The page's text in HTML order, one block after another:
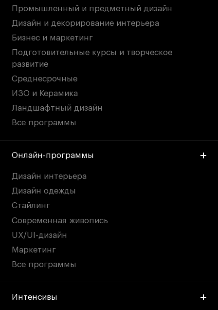
Промышленный и предметный дизайн
Дизайн и декорирование интерьера
Бизнес и маркетинг
Подготовительные курсы и творческое
развитие
Среднесрочные
ИЗО и Керамика
Ландшафтный дизайн
Все программы
Онлайн-программы
Дизайн интерьера
Дизайн одежды
Стайлинг
Современная живопись
UX/UI-дизайн
Маркетинг
Все программы
Интенсивы